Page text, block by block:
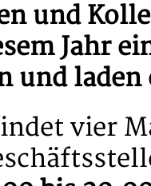
und
Jahr
und
vier